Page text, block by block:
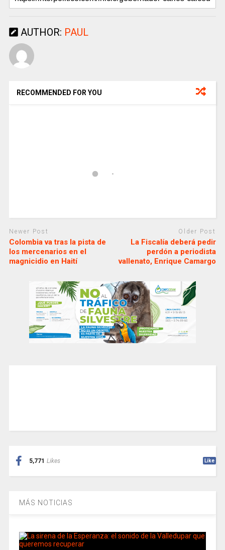
AUTHOR: PAUL
RECOMMENDED FOR YOU
Newer Post
Colombia va tras la pista de
los mercenarios en el
magnicidio en Haití
Older Post
La Fiscalía deberá pedir
perdón a periodista
vallenato, Enrique Camargo
5,771 Likes Like
MÁS NOTICIAS